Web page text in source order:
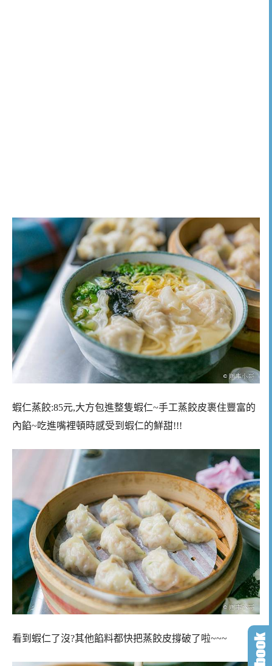
蝦仁蒸餃:85元,大方包進整隻蝦仁~手工蒸餃皮裹住豐富的
內餡~吃進嘴裡頓時感受到蝦仁的鮮甜!!!
看到蝦仁了沒?其他餡料都快把蒸餃皮撐破了啦~~~